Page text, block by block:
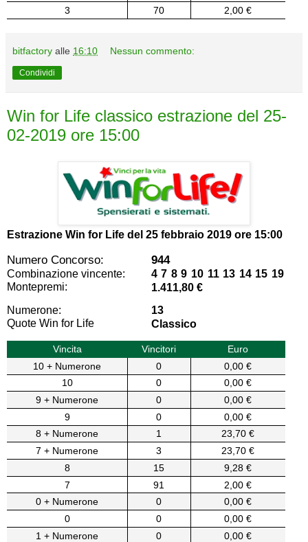
3
70 2,00 €
bitfactory alle 16:10 Nessun commento:
Condividi
Win for Life classico estrazione del 25-
02-2019 ore 15:00
Estrazione Win for Life del 25 febbraio 2019 ore 15:00
Numero Concorso: 944
Combinazione vincente:
4 7 8 9 10 11 13 14 15 19
Montepremi:
1.411,80 €
Numerone:
13
Quote Win for Life
Classico
Vincita Vincitori
Euro
10 + Numerone
0
0,00 €
10
0
0,00 €
9 + Numerone
0
0,00 €
9
0
0,00 €
8 + Numerone
1
23,70 €
7 + Numerone
3
23,70 €
8
15
9,28 €
7
91
2,00 €
0 + Numerone
0
0,00 €
0
0
0,00 €
1 + Numerone
0
0,00 €